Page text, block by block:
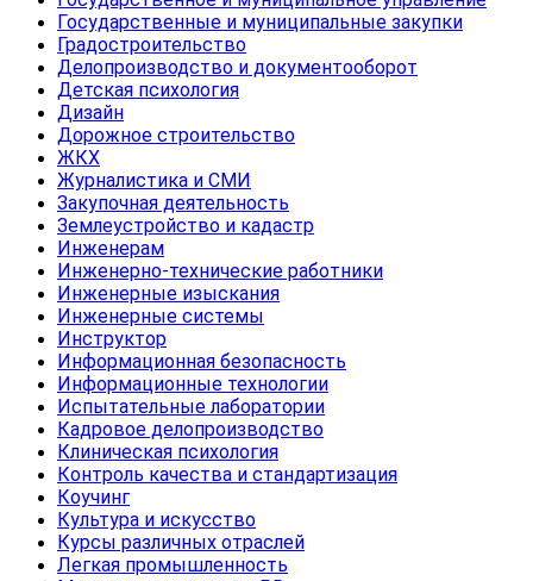
Государственные и муниципальные закупки
Градостроительство
Делопроизводство и документооборот
Детская психология
Дизайн
Дорожное строительство
ЖКХ
Журналистика и СМИ
Закупочная деятельность
Землеустройство и кадастр
Инженерам
Инженерно-технические работники
Инженерные изыскания
Инженерные системы
Инструктор
Информационная безопасность
Информационные технологии
Испытательные лаборатории
Кадровое делопроизводство
Клиническая психология
Контроль качества и стандартизация
Коучинг
Культура и искусство
Курсы различных отраслей
Легкая промышленность